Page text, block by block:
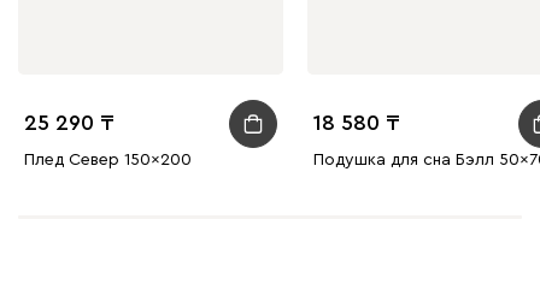
25 290
Плед Север 150x200
18 580
Подушка для сна Бэлл